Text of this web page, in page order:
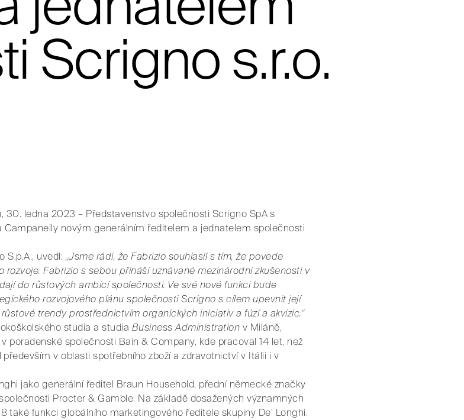
Scrigno s.r.o.
30. ledna 2023 – Představenstvo společnosti Scrigno SpA s
novým generálním ředitelem a jednatelem společnosti
S.p.A., uvedl: „Jsme rádi, že Fabrizio souhlasil s tím, že povede
Fabrizio s sebou přináší uznávané mezinárodní zkušenosti v
do růstových ambicí společnosti. Ve své nové funkci bude
rozvojového plánu společnosti Scrigno s cílem upevnit její
trendy prostřednictvím organických iniciativ a fúzí a akvizic.“
studia a studia Business Administration v Miláně,
poradenské společnosti Bain & Company, kde pracoval 14 let, než
v oblasti spotřebního zboží a zdravotnictví v Itálii i v
jako generální ředitel Braun Household, přední německé značky
Procter & Gamble. Na základě dosažených významných
také funkci globálního marketingového ředitele skupiny De' Longhi.